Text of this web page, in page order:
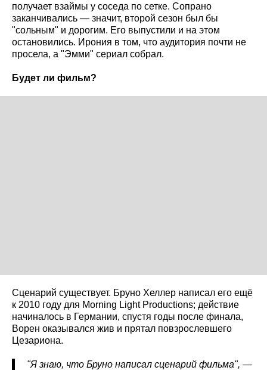
получает взаймы у соседа по сетке. Сопрано
заканчивались — значит, второй сезон был бы
"сольным" и дорогим. Его выпустили и на этом
остановились. Ирония в том, что аудитория почти не
просела, а "Эмми" сериал собрал.
Будет ли фильм?
Сценарий существует. Бруно Хеллер написал его ещё
к 2010 году для Morning Light Productions; действие
начиналось в Германии, спустя годы после финала,
Ворен оказывался жив и прятал повзрослевшего
Цезариона.
"Я знаю, что Бруно написал сценарий фильма", —